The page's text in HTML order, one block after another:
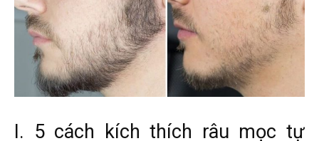
I. 5 cách kích thích râu mọc tự